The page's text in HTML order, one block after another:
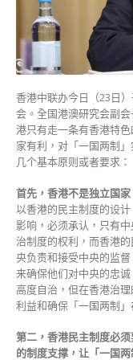
保
「爱
者
港」〉
中
香港中联办今日（23日
会。全国港澳研究会副
港只有走一条有香港特
家有利，对「一国两制
几个基本原则或者要求：
首先，香港不是独立国
以香港的民主制度的设
影响，必须承认，只有
治制度的权利，而香港
央负责和接受中央的监
来确保他们对中央的忠
高度自治，但在香港治
利益和确保「一国两制
第二，香港民主制度必
的制度支撑，让「一国